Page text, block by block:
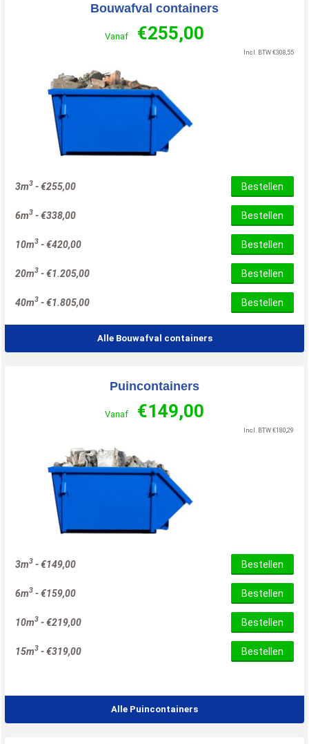
Bouwafval containers
Vanaf €255,00
Incl. BTW €308,55
3m3 -€255,00 Bestellen
6m3 -€338,00 Bestellen
10m3 -€420,00 Bestellen
20m3 -€1.205,00 Bestellen
40m3 -€1.805,00 Bestellen
Alle Bouwafval containers
Puincontainers
Vanaf €149,00
Incl. BTW €180,29
3m3 -€149,00 Bestellen
6m3 -€159,00 Bestellen
10m3 -€219,00 Bestellen
15m3 -€319,00 Bestellen
Alle Puincontainers